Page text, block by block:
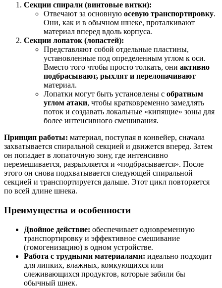
Секции спирали (винтовые витки):
Отвечают за основную осевую транспортировку.
Они, как и в обычном шнеке, проталкивают
материал вперед вдоль корпуса.
Секции лопаток (лопастей):
Представляют собой отдельные пластины,
установленные под определенным углом к оси.
Вместо того чтобы просто толкать, они активно
подбрасывают, рыхлят и перелопачивают
материал.
Лопатки могут быть установлены с обратным
углом атаки, чтобы кратковременно замедлять
поток и создавать локальные «кипящие» зоны для
более интенсивного смешивания.
Принцип работы: материал, поступая в конвейер, сначала
захватывается спиральной секцией и движется вперед. Затем
он попадает в лопаточную зону, где интенсивно
перемешивается, разрыхляется и «подбрасывается». После
этого он снова подхватывается следующей спиральной
секцией и транспортируется дальше. Этот цикл повторяется
по всей длине шнека.
Преимущества и особенности
Двойное действие: обеспечивает одновременную
транспортировку и эффективное смешивание
(гомогенизацию) в одном устройстве.
Работа с трудными материалами: идеально подходит
для липких, влажных, комкующихся или
слеживающихся продуктов, которые забили бы
обычный шнек.